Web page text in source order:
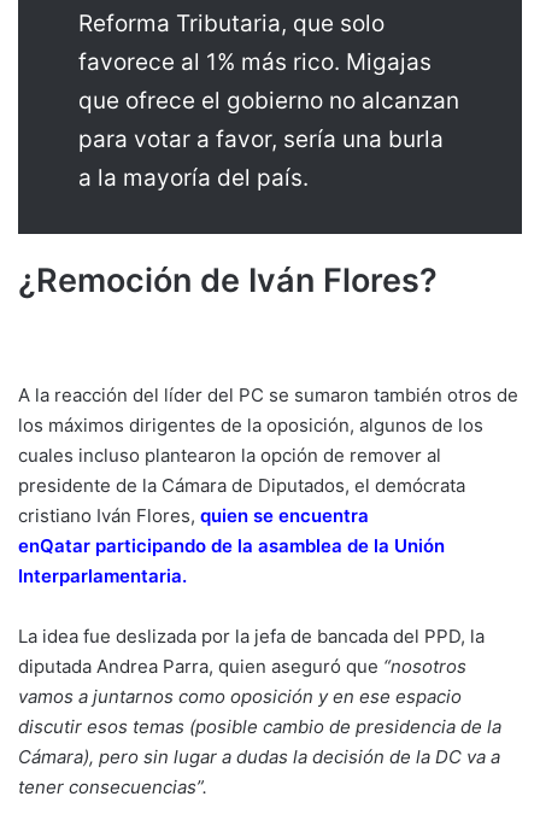
Reforma Tributaria, que solo
favorece al 1% más rico. Migajas
que ofrece el gobierno no alcanzan
para votar a favor, sería una burla
a la mayoría del país.
¿Remoción de Iván Flores?
A la reacción del líder del PC se sumaron también otros de
los máximos dirigentes de la oposición, algunos de los
cuales incluso plantearon la opción de remover al
presidente de la Cámara de Diputados, el demócrata
cristiano Iván Flores, quien se encuentra
enQatar participando de la asamblea de la Unión
Interparlamentaria.
La idea fue deslizada por la jefa de bancada del PPD, la
diputada Andrea Parra, quien aseguró que “nosotros
vamos a juntarnos como oposición y en ese espacio
discutir esos temas (posible cambio de presidencia de la
Cámara), pero sin lugar a dudas la decisión de la DC va a
tener consecuencias”.